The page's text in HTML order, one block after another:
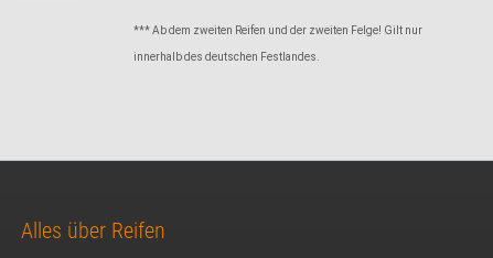
*** Ab dem zweiten Reifen und der zweiten Felge! Gilt nur
innerhalb des deutschen Festlandes.
Alles über Reifen